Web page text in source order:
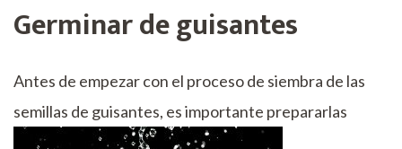
Germinar de guisantes
Antes de empezar con el proceso de siembra de las
semillas de guisantes, es importante prepararlas